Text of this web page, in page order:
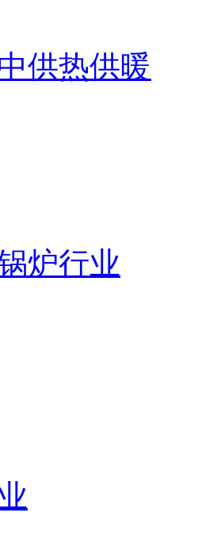
供热供暖
炉行业